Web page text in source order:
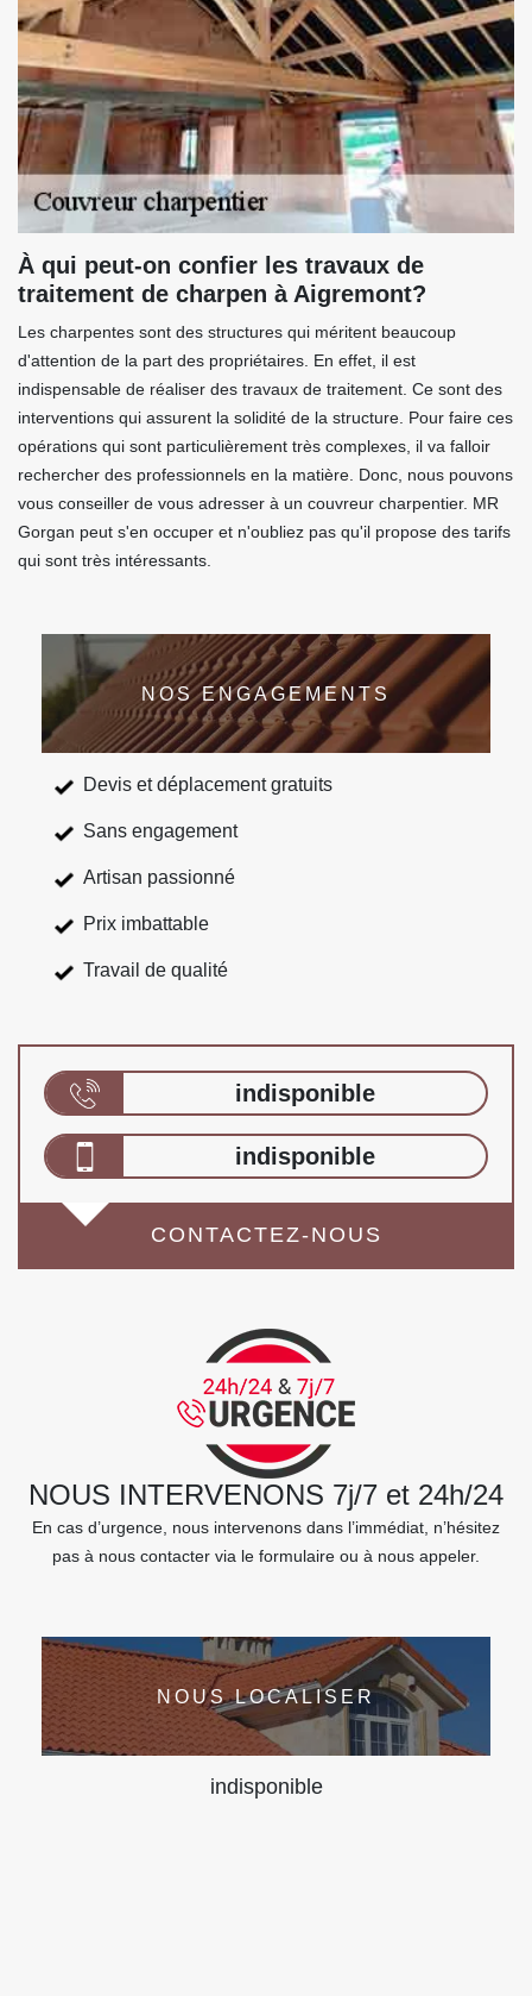
À qui peut-on confier les travaux de
traitement de charpen à Aigremont?
Les charpentes sont des structures qui méritent beaucoup
d'attention de la part des propriétaires. En effet, il est
indispensable de réaliser des travaux de traitement. Ce sont des
interventions qui assurent la solidité de la structure. Pour faire ces
opérations qui sont particulièrement très complexes, il va falloir
rechercher des professionnels en la matière. Donc, nous pouvons
vous conseiller de vous adresser à un couvreur charpentier. MR
Gorgan peut s'en occuper et n'oubliez pas qu'il propose des tarifs
qui sont très intéressants.
NOS ENGAGEMENTS
Devis et déplacement gratuits
Sans engagement
Artisan passionné
Prix imbattable
Travail de qualité
indisponible
indisponible
CONTACTEZ-NOUS
NOUS INTERVENONS 7j/7 et 24h/24
En cas d’urgence, nous intervenons dans l’immédiat, n’hésitez
pas à nous contacter via le formulaire ou à nous appeler.
NOUS LOCALISER
indisponible